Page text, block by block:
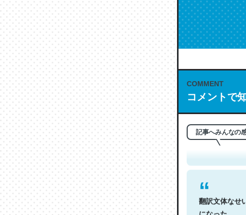
COMMENT
コメントで
記事へみんなの
これは名文。
もお勧め。自
─今のこの状況
翻訳文体なせ
になった